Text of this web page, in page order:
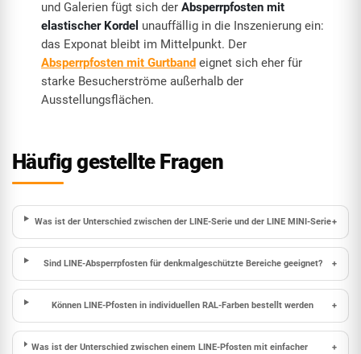
und Galerien fügt sich der Absperrpfosten mit
elastischer Kordel unauffällig in die Inszenierung ein:
das Exponat bleibt im Mittelpunkt. Der
Absperrpfosten mit Gurtband eignet sich eher für
starke Besucherströme außerhalb der
Ausstellungsflächen.
Häufig gestellte Fragen
Was ist der Unterschied zwischen der LINE-Serie und der LINE MINI-Serie+
Sind LINE-Absperrpfosten für denkmalgeschützte Bereiche geeignet? +
Können LINE-Pfosten in individuellen RAL-Farben bestellt werden +
Was ist der Unterschied zwischen einem LINE-Pfosten mit einfacher
+